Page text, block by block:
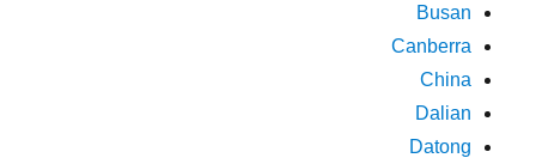
Busan
Canberra
China
Dalian
Datong